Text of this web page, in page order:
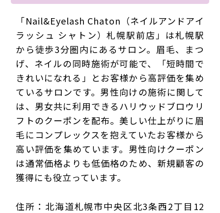
「Nail&Eyelash Chaton（ネイルアンドアイ
ラッシュ シャトン）札幌駅前店」は札幌駅
から徒歩3分圏内にあるサロン。眉毛、まつ
げ、ネイルの同時施術が可能で、「短時間で
きれいになれる」とお客様から高評価を集め
ているサロンです。男性向けの施術に関して
は、男女共に利用できるハリウッドブロウリ
フトのクーポンを配布。美しい仕上がりに眉
毛にコンプレックスを抱えていたお客様から
高い評価を集めています。男性向けクーポン
は通常価格よりも低価格のため、新規顧客の
獲得にも役立っています。
住所：北海道札幌市中央区北3条西2丁目12